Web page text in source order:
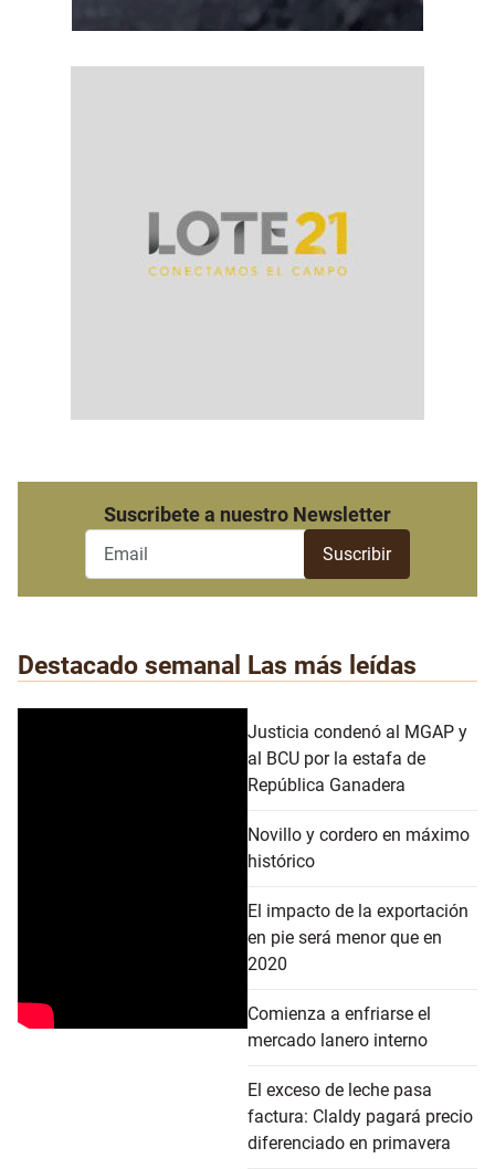
Suscribete a nuestro Newsletter
Destacado semanal Las más leídas
Justicia condenó al MGAP y
al BCU por la estafa de
República Ganadera
Novillo y cordero en máximo
histórico
El impacto de la exportación
en pie será menor que en
2020
Comienza a enfriarse el
mercado lanero interno
El exceso de leche pasa
factura: Claldy pagará precio
diferenciado en primavera